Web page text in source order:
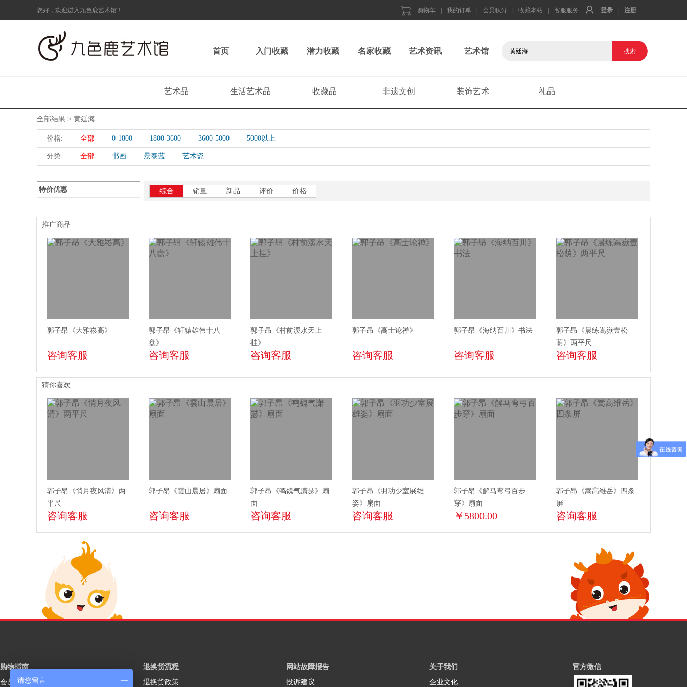
您好，欢迎进入九色鹿艺术馆！ 购物车 我的订单 会员积分 收藏本站 客服服务 登录 注册
首页 入门收藏 潜力收藏 名家收藏 艺术资讯 艺术馆
艺术品 生活艺术品 收藏品 非遗文创 装饰艺术 礼品
全部结果 > 黄廷海
价格: 全部 0-1800 1800-3600 3600-5000 5000以上
分类: 全部 书画 景泰蓝 艺术瓷
特价优惠 综合 销量 新品 评价 价格
推广商品
郭子昂《大雅崧高》
咨询客服
郭子昂《轩辕雄伟十八
盘》
咨询客服
郭子昂《村前溪水天上
挂》
咨询客服
郭子昂《高士论禅》
咨询客服
郭子昂《海纳百川》书法
咨询客服
郭子昂《晨练嵩嶽壹松
荫》两平尺
咨询客服
猜你喜欢
郭子昂《悄月夜风清》两
平尺
咨询客服
郭子昂《雲山晨居》扇面
咨询客服
郭子昂《鸣魏气潇瑟》扇
面
咨询客服
郭子昂《羽功少室展雄
姿》扇面
咨询客服
郭子昂《解马弯弓百步
穿》扇面
￥5800.00
郭子昂《嵩高维岳》四条
屏
咨询客服
购物指南
会员注册
退换货流程
退换货政策
网站故障报告
投诉建议
关于我们
企业文化
官方微信
请您留言